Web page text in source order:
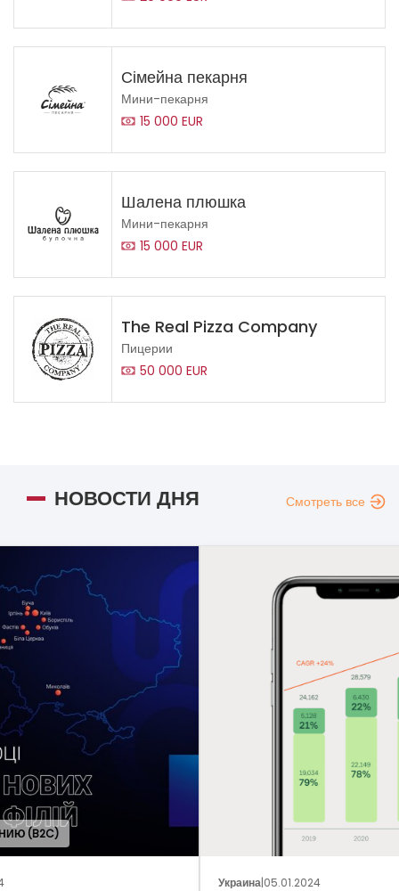
Сімейна пекарня
Мини-пекарня
15 000 EUR
Шалена плюшка
Мини-пекарня
15 000 EUR
The Real Pizza Company
Пицерии
50 000 EUR
НОВОСТИ ДНЯ Смотреть все